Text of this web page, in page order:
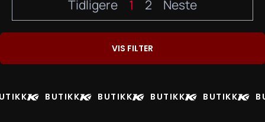
Tidligere 1 2 Neste
VIS FILTER
BUTIKK BUTIKK BUTIKK BUTIKK